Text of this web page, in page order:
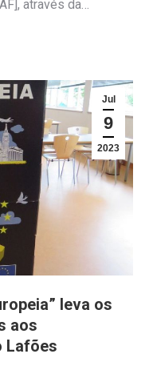
através da…
Jul
9
2023
leva os
aos
Lafões